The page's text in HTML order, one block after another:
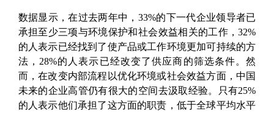
数据显示，在过去两年中，33%的下一代企业领导者已
承担至少三项与环境保护和社会效益相关的工作，32%
的人表示已经找到了使产品或工作环境更加可持续的方
法，28%的人表示已经改变了供应商的筛选条件。然
而，在改变内部流程以优化环境或社会效益方面，中国
未来的企业高管仍有很大的空间去汲取经验。只有25%
的人表示他们承担了这方面的职责，低于全球平均水平